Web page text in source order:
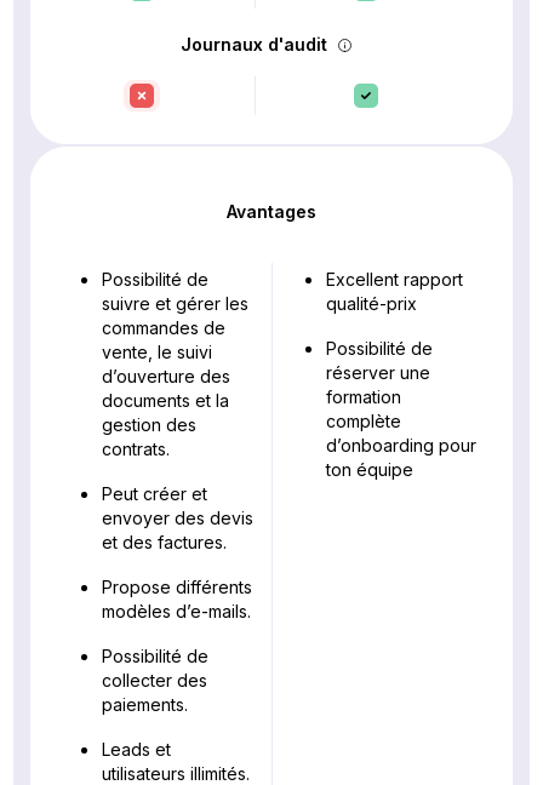
Journaux d'audit
Avantages
Possibilité de
suivre et gérer les
commandes de
vente, le suivi
d’ouverture des
documents et la
gestion des
contrats.
Peut créer et
envoyer des devis
et des factures.
Propose différents
modèles d’e-mails.
Possibilité de
collecter des
paiements.
Leads et
utilisateurs illimités.
Excellent rapport
qualité-prix
Possibilité de
réserver une
formation
complète
d’onboarding pour
ton équipe